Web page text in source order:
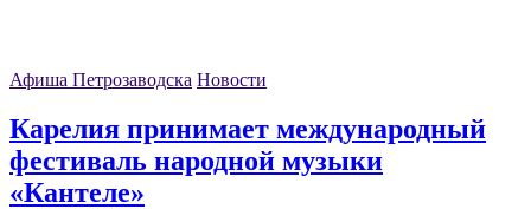
Афиша Петрозаводска Новости
Карелия принимает международный
фестиваль народной музыки
«Кантеле»